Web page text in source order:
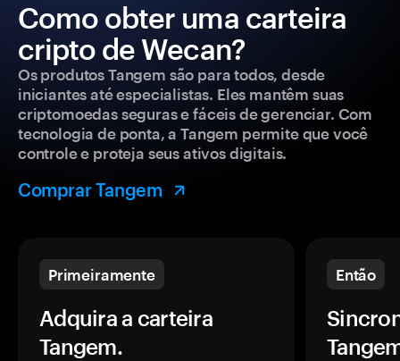
Como obter uma carteira
cripto de Wecan?
Os produtos Tangem são para todos, desde
iniciantes até especialistas. Eles mantêm suas
criptomoedas seguras e fáceis de gerenciar. Com
tecnologia de ponta, a Tangem permite que você
controle e proteja seus ativos digitais.
Comprar Tangem
Primeiramente
Adquira a carteira
Tangem.
Então